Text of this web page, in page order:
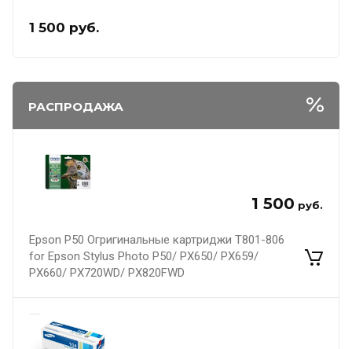
1 500 руб.
РАСПРОДАЖА
1 500 руб.
Epson P50 Огригинальные картриджи T801-806
for Epson Stylus Photo P50/ PX650/ PX659/
PX660/ PX720WD/ PX820FWD